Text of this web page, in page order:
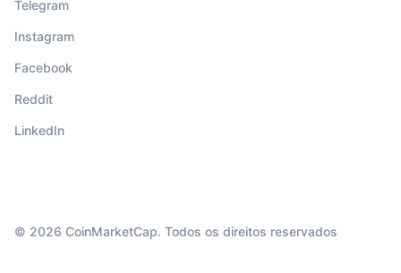
Telegram
Instagram
Facebook
Reddit
LinkedIn
© 2026 CoinMarketCap. Todos os direitos reservados